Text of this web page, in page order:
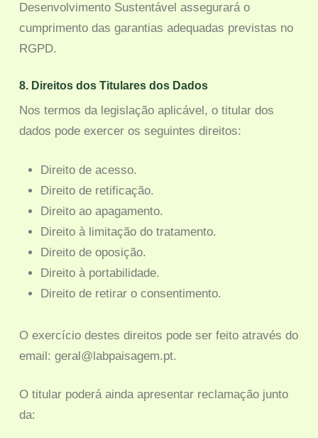
Desenvolvimento Sustentável assegurará o
cumprimento das garantias adequadas previstas no
RGPD.
8. Direitos dos Titulares dos Dados
Nos termos da legislação aplicável, o titular dos
dados pode exercer os seguintes direitos:
Direito de acesso.
Direito de retificação.
Direito ao apagamento.
Direito à limitação do tratamento.
Direito de oposição.
Direito à portabilidade.
Direito de retirar o consentimento.
O exercício destes direitos pode ser feito através do
email: geral@labpaisagem.pt.
O titular poderá ainda apresentar reclamação junto
da: